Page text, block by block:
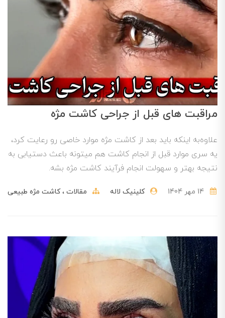
مراقبت های قبل از جراحی کاشت مژه
علاوه‌به اینکه باید بعد از کاشت مژه موارد خاصی رو رعایت کرد،
یه سری موارد قبل از انجام کاشت هم میتونه باعث دستیابی به
نتیجه‌ بهتر و سهولت انجام فرآیند کاشت مژه بشه.
کلینیک لاله مقالات کاشت مژه طبیعی